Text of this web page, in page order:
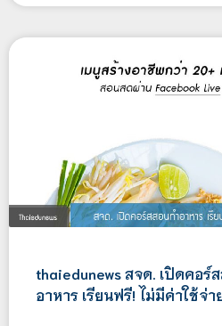
thaiedunews สจด. เปิดคอร์
อาหาร เรียนฟรี! ไม่มีค่าใช้จ่า